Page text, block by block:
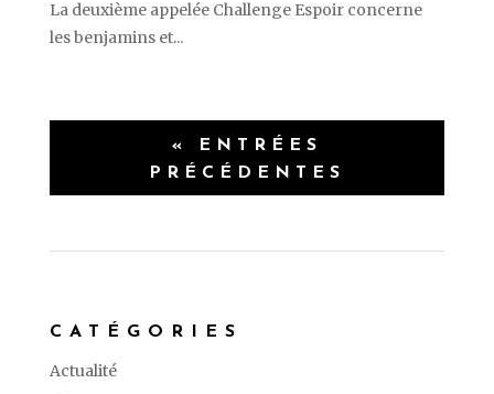
La deuxième appelée Challenge Espoir concerne
les benjamins et...
« ENTRÉES
PRÉCÉDENTES
CATÉGORIES
Actualité